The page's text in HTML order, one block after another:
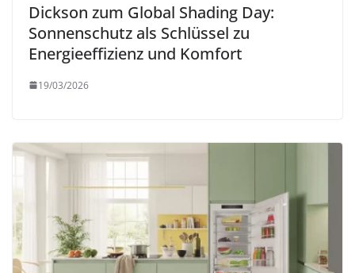
Dickson zum Global Shading Day:
Sonnenschutz als Schlüssel zu
Energieeffizienz und Komfort
19/03/2026